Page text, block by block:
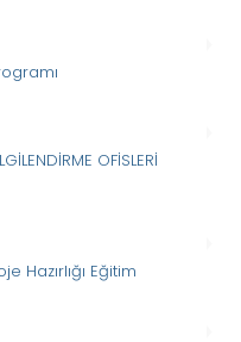
OFİSLERİ
Hazırlığı Eğitim